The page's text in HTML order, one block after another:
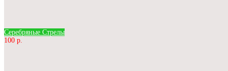
Серебряные Стрелы
100 р.